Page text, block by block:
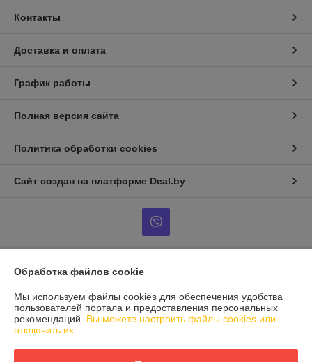
Контакты
Доставка и оплата
График работы
Полная версия сайта
Политика обработки cookies
Сайт создан на платформе Deal.by
Информация для покупателя
Индивидуальный предприниматель:Индивидуальный
предприниматель Шиманович Елена Леонидовна
Минская обл., Смолевичский район, д. Малое Залужье, ул.
Центральная, 26
Регистрационный номер ЕГР: 693308511
Обработка файлов cookie
Мы используем файлы cookies для обеспечения удобства
пользователей портала и предоставления персональных
рекомендаций. Вы можете настроить файлы cookies или
отключить их.